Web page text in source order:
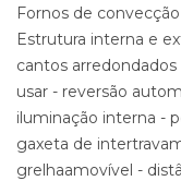
Fornos de
Estrutura interna e
cantos
usar - reversão
iluminação interna -
gaxeta de
grelhaamovível -